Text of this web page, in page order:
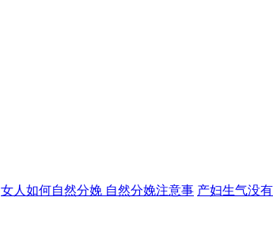
女人如何自然分娩 自然分娩注意事 产妇生气没